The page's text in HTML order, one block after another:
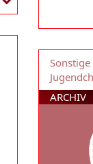
ARCHIV